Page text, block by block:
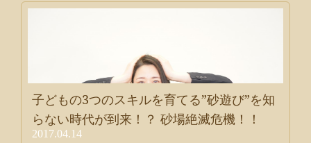
子どもの3つのスキルを育てる”砂遊び”を知
らない時代が到来！？ 砂場絶滅危機！！
2017.04.14